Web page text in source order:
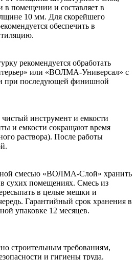
в помещении и составляет в
10 мм. Для скорейшего
обеспечить в
рекомендуется обработать
или «ВОЛМА-Универсал» с
при последующей финишной
чистый инструмент и емкости
и емкости сокращают время
раствора). После работы
смесью «ВОЛМА-Слой» хранить
сухих помещениях. Смесь из
в целые мешки и
Гарантийный срок хранения в
упаковке 12 месяцев.
строительным требованиям,
и гигиены труда.